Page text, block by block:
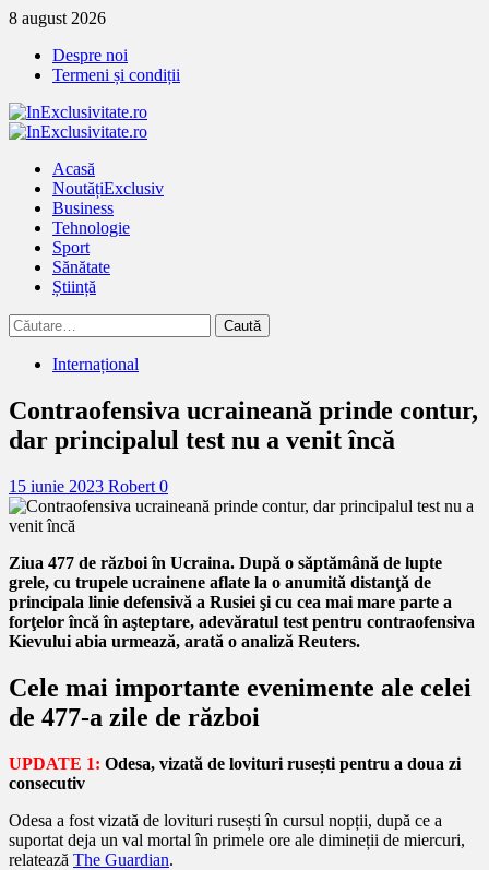
Treci
continut
8 august 2026
Despre noi
Termeni și condiții
Primary
Acasă
NoutățiExclusiv
Business
Tehnologie
Sport
Sănătate
Știință
Caută
după:
Internațional
Contraofensiva ucraineană prinde contur,
dar principalul test nu a venit încă
15 iunie 2023 Robert 0
Ziua 477 de război în Ucraina. După o săptămână de lupte
grele, cu trupele ucrainene aflate la o anumită distanţă de
principala linie defensivă a Rusiei şi cu cea mai mare parte a
forţelor încă în aşteptare, adevăratul test pentru contraofensiva
Kievului abia urmează, arată o analiză Reuters.
Cele mai importante evenimente ale celei
de 477-a zile de război
UPDATE 1: Odesa, vizată de lovituri rusești pentru a doua zi
consecutiv
Odesa a fost vizată de lovituri rusești în cursul nopții, după ce a
suportat deja un val mortal în primele ore ale dimineții de miercuri,
relatează The Guardian.